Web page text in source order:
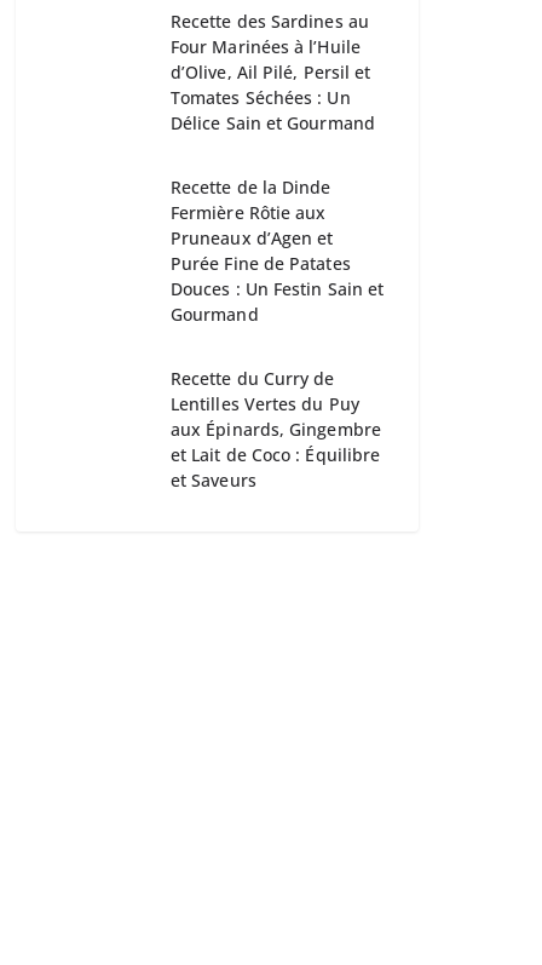
Recette des Sardines au
Four Marinées à l’Huile
d’Olive, Ail Pilé, Persil et
Tomates Séchées : Un
Délice Sain et Gourmand
Recette de la Dinde
Fermière Rôtie aux
Pruneaux d’Agen et
Purée Fine de Patates
Douces : Un Festin Sain et
Gourmand
Recette du Curry de
Lentilles Vertes du Puy
aux Épinards, Gingembre
et Lait de Coco : Équilibre
et Saveurs